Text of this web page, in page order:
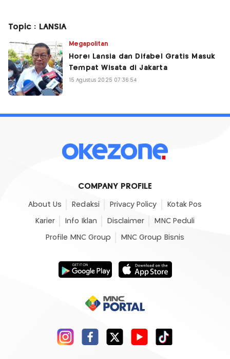
Topic : LANSIA
Megapolitan
Hore! Lansia dan Difabel Gratis Masuk
Tempat Wisata di Jakarta
15 Agustus 2025 07:36:54
COMPANY PROFILE
About Us Redaksi Privacy Policy Kotak Pos
Karier Info Iklan Disclaimer MNC Peduli
Profile MNC Group MNC Group Bisnis